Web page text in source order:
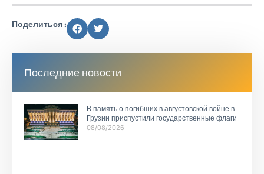
Поделиться :
Последние новости
В память о погибших в августовской войне в
Грузии приспустили государственные флаги
08/08/2026